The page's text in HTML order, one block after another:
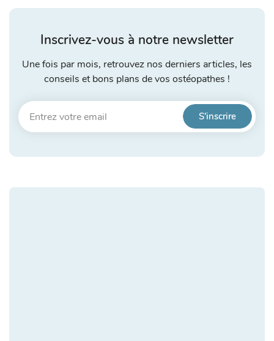
Inscrivez-vous à notre newsletter
Une fois par mois, retrouvez nos derniers articles, les
conseils et bons plans de vos ostéopathes !